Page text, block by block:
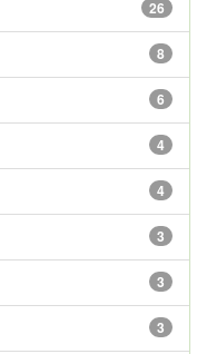
26
8
6
4
4
3
3
3